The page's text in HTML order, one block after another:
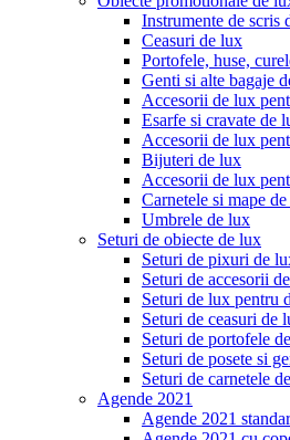
Instrumente de scris
Ceasuri de lux
Portofele, huse,
Genti si alte bagaje
Accesorii de lux
Esarfe si cravate de
Accesorii de lux
Bijuteri de lux
Accesorii de lux
Carnetele si mape
Umbrele de lux
Seturi de obiecte de lux
Seturi de pixuri de
Seturi de accesorii
Seturi de lux pentru
Seturi de ceasuri de
Seturi de portofele
Seturi de posete si
Seturi de carnetele
Agende 2021
Agende 2021